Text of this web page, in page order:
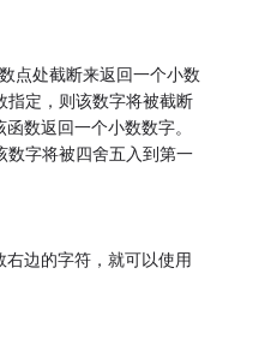
点处截断来返回一个小数
指定，则该数字将被截断
数返回一个小数数字。
数字将被四舍五入到第一
边的字符，就可以使用